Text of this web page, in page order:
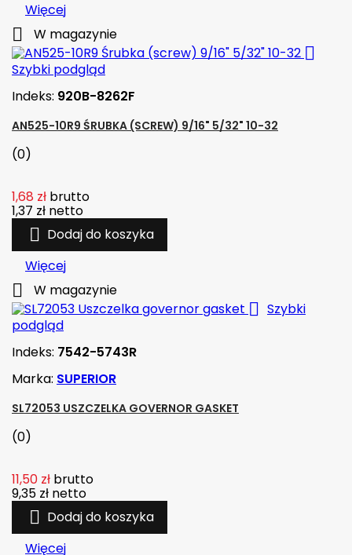
Więcej
 W magazynie

Szybki podgląd
Indeks: 920B-8262F
AN525-10R9 ŚRUBKA (SCREW) 9/16" 5/32" 10-32
(0)
1,68 zł brutto
1,37 zł netto
 Dodaj do koszyka
Więcej
 W magazynie
 Szybki
podgląd
Indeks: 7542-5743R
Marka: SUPERIOR
SL72053 USZCZELKA GOVERNOR GASKET
(0)
11,50 zł brutto
9,35 zł netto
 Dodaj do koszyka
Więcej